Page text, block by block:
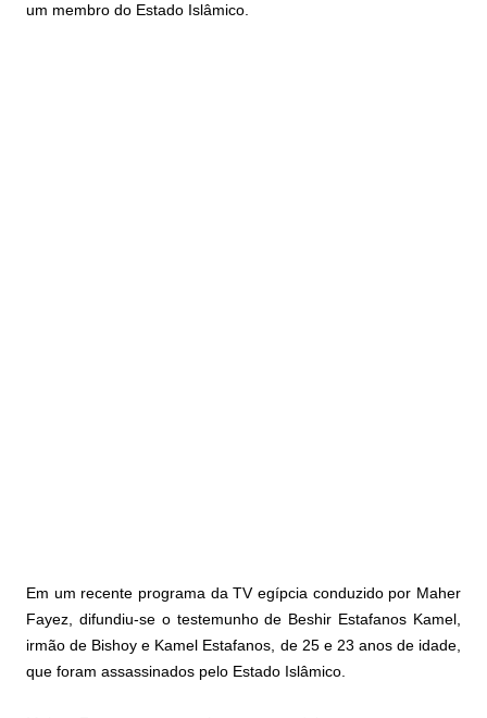
um membro do Estado Islâmico.
Em um recente programa da TV egípcia conduzido por Maher
Fayez, difundiu-se o testemunho de Beshir Estafanos Kamel,
irmão de Bishoy e Kamel Estafanos, de 25 e 23 anos de idade,
que foram assassinados pelo Estado Islâmico.